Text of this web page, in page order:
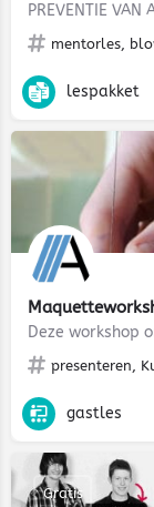
mentorles,
lespakket
presenteren,
gastles
Gratis